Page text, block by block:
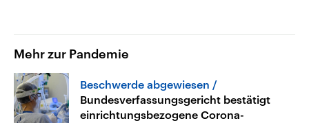
Mehr zur Pandemie
Beschwerde abgewiesen
Bundesverfassungsgericht bestätigt
einrichtungsbezogene Corona-